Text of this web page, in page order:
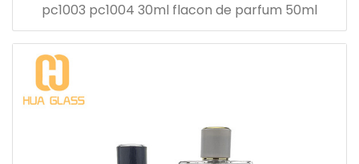
pc1003 pc1004 30ml flacon de parfum 50ml